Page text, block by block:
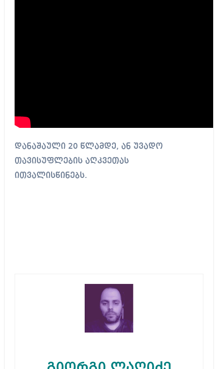
დანაშაული 20 წლამდე, ან უვადო
თავისუფლების აღკვეთას
ითვალისწინებს.